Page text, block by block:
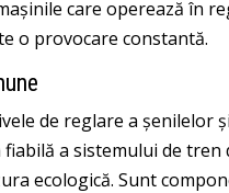
care operează în
o provocare constantă.
de reglare a șenilelor
a sistemului de tren
ecologică. Sunt